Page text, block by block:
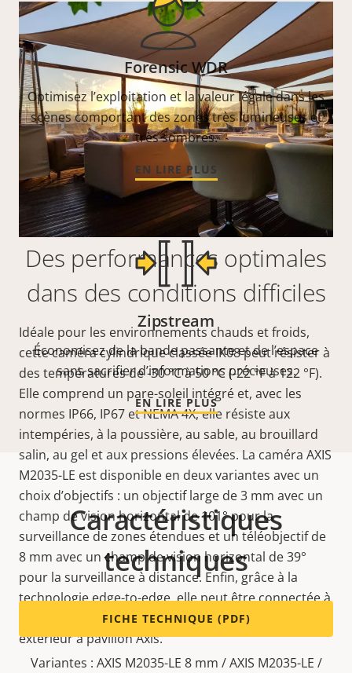
Des performances optimales
dans des conditions difficiles
Idéale pour les environnements chauds et froids,
cette caméra cylindrique classée IK08 peut résister à
des températures de -30 °C à 50 °C (-22 °F à 122 °F).
Elle comprend un pare-soleil intégré et, avec les
normes IP66, IP67 et NEMA 4X, elle résiste aux
intempéries, à la poussière, au sable, au brouillard
salin, au gel et aux pressions élevées. La caméra AXIS
M2035-LE est disponible en deux variantes avec un
choix d’objectifs : un objectif large de 3 mm avec un
champ de vision horizontal de 101° pour la
surveillance de zones étendues et un téléobjectif de
8 mm avec un champ de vision horizontal de 39°
pour la surveillance à distance. Enfin, grâce à la
technologie edge-to-edge, elle peut être connectée à
des haut-parleurs Axis, tels qu’un haut-parleur
extérieur à pavillon Axis.
Forensic WDR
Optimisez l’exploitation et la valeur légale dans les
scènes comportant des zones très lumineuses et
très sombres.
EN LIRE PLUS
Zipstream
Économisez de la bande passante et de l’espace
sans sacrifier d’informations précieuses.
EN LIRE PLUS
Caractéristiques
techniques
FICHE TECHNIQUE (PDF)
Variantes : AXIS M2035-LE 8 mm / AXIS M2035-LE /